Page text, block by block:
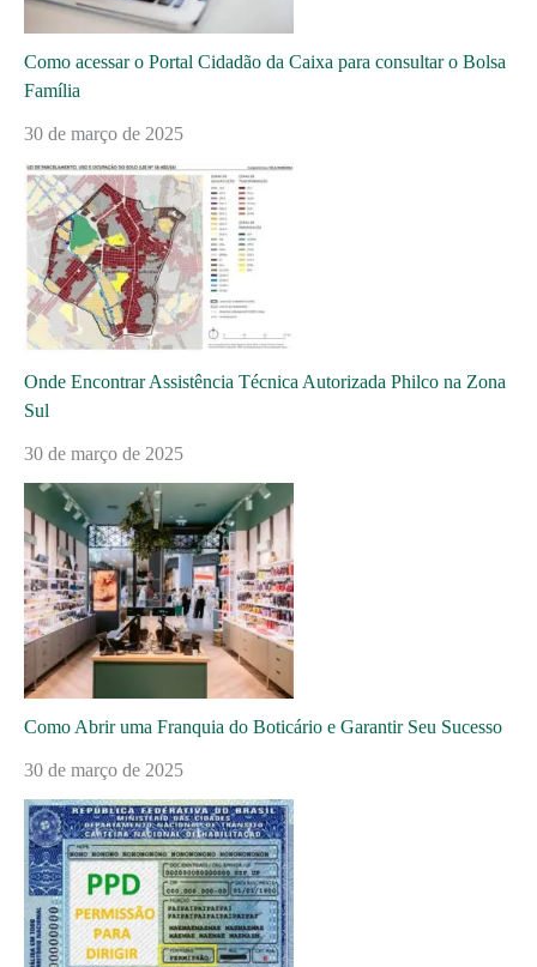
Como acessar o Portal Cidadão da Caixa para consultar o Bolsa
Família
30 de março de 2025
Onde Encontrar Assistência Técnica Autorizada Philco na Zona
Sul
30 de março de 2025
Como Abrir uma Franquia do Boticário e Garantir Seu Sucesso
30 de março de 2025